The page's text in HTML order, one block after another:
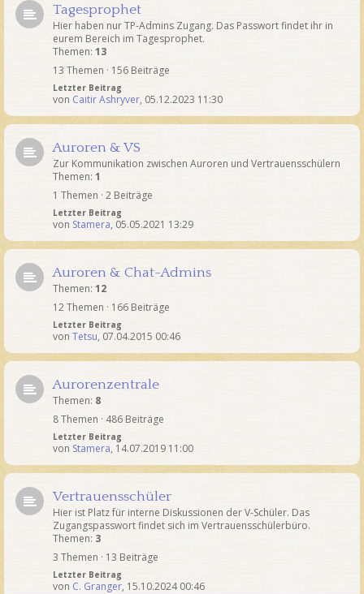
Tagesprophet
Hier haben nur TP-Admins Zugang. Das Passwort findet ihr in
eurem Bereich im Tagesprophet.
Themen: 13
13 Themen · 156 Beiträge
Letzter Beitrag
von Caitir Ashryver, 05.12.2023 11:30
Auroren & VS
Zur Kommunikation zwischen Auroren und Vertrauensschülern
Themen: 1
1 Themen · 2 Beiträge
Letzter Beitrag
von Stamera, 05.05.2021 13:29
Auroren & Chat-Admins
Themen: 12
12 Themen · 166 Beiträge
Letzter Beitrag
von Tetsu, 07.04.2015 00:46
Aurorenzentrale
Themen: 8
8 Themen · 486 Beiträge
Letzter Beitrag
von Stamera, 14.07.2019 11:00
Vertrauensschüler
Hier ist Platz für interne Diskussionen der V-Schüler. Das
Zugangspasswort findet sich im Vertrauensschülerbüro.
Themen: 3
3 Themen · 13 Beiträge
Letzter Beitrag
von C. Granger, 15.10.2024 00:46